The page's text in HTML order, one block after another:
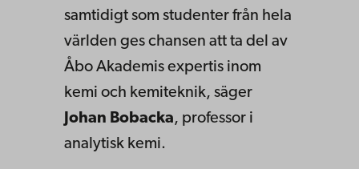
samtidigt som studenter från hela
världen ges chansen att ta del av
Åbo Akademis expertis inom
kemi och kemiteknik, säger
Johan Bobacka, professor i
analytisk kemi.